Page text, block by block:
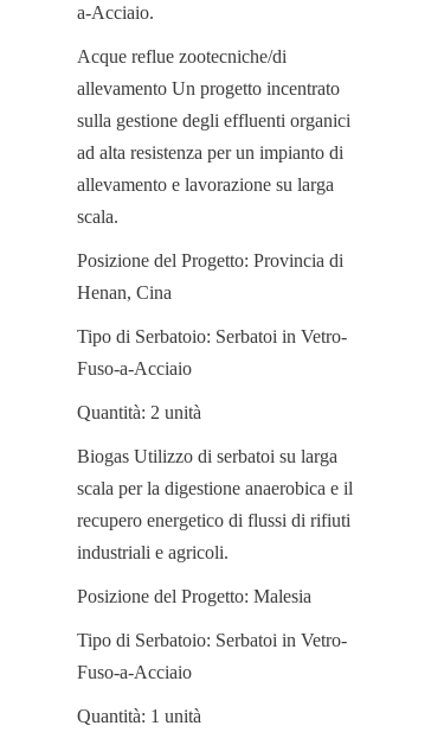
a-Acciaio.
Acque reflue zootecniche/di
allevamento Un progetto incentrato
sulla gestione degli effluenti organici
ad alta resistenza per un impianto di
allevamento e lavorazione su larga
scala.
Posizione del Progetto: Provincia di
Henan, Cina
Tipo di Serbatoio: Serbatoi in Vetro-
Fuso-a-Acciaio
Quantità: 2 unità
Biogas Utilizzo di serbatoi su larga
scala per la digestione anaerobica e il
recupero energetico di flussi di rifiuti
industriali e agricoli.
Posizione del Progetto: Malesia
Tipo di Serbatoio: Serbatoi in Vetro-
Fuso-a-Acciaio
Quantità: 1 unità